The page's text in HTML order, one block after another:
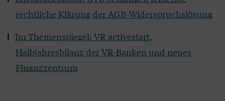
rechtliche Klärung der AGB-Widerspruchslösung
Im Themenspiegel: VR activestart,
Halbjahresbilanz der VR-Banken und neues
Finanzzentrum